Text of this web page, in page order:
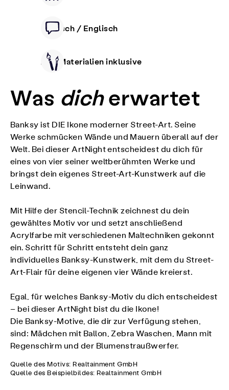
Deutsch / Englisch
Alle Materialien inklusive
Was dicherwartet
Banksy ist DIE Ikone moderner Street-Art. Seine
Werke schmücken Wände und Mauern überall auf der
Welt. Bei dieser ArtNight entscheidest du dich für
eines von vier seiner weltberühmten Werke und
bringst dein eigenes Street-Art-Kunstwerk auf die
Leinwand.
Mit Hilfe der Stencil-Technik zeichnest du dein
gewähltes Motiv vor und setzt anschließend
Acrylfarbe mit verschiedenen Maltechniken gekonnt
ein. Schritt für Schritt entsteht dein ganz
individuelles Banksy-Kunstwerk, mit dem du Street-
Art-Flair für deine eigenen vier Wände kreierst.
Egal, für welches Banksy-Motiv du dich entscheidest
– bei dieser ArtNight bist du die Ikone!
Die Banksy-Motive, die dir zur Verfügung stehen,
sind: Mädchen mit Ballon, Zebra Waschen, Mann mit
Regenschirm und der Blumenstraußwerfer.
Quelle des Motivs: Realtainment GmbH
Quelle des Beispielbildes: Realtainment GmbH